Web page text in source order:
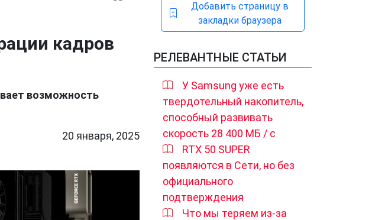
кадров
возможность
20 января, 2025
Добавить страницу в
закладки браузера
РЕЛЕВАНТНЫЕ СТАТЬИ
У Samsung уже есть
твердотельный накопитель,
способный развивать
скорость 28 400 МБ / с
RTX 50 SUPER
появляются в Сети, но без
официального
подтверждения
Что мы теряем из-за